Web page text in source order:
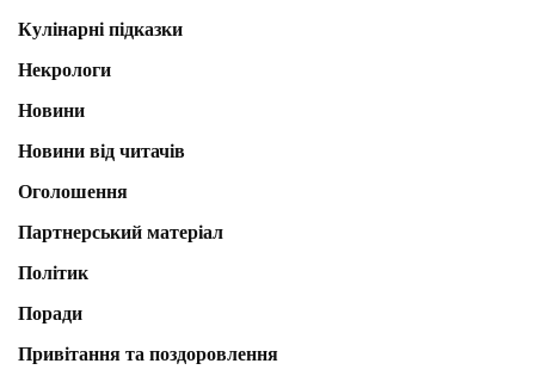
Кулінарні підказки
Некрологи
Новини
Новини від читачів
Оголошення
Партнерський матеріал
Політик
Поради
Привітання та поздоровлення